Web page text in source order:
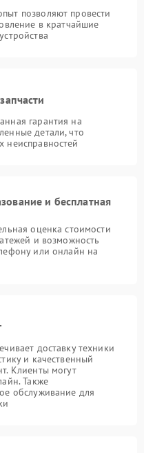
позволяют провести
в кратчайшие
гарантия на
детали, что
неисправностей
и бесплатная
оценка стоимости
и возможность
или онлайн на
доставку техники
и качественный
Клиенты могут
Также
обслуживание для